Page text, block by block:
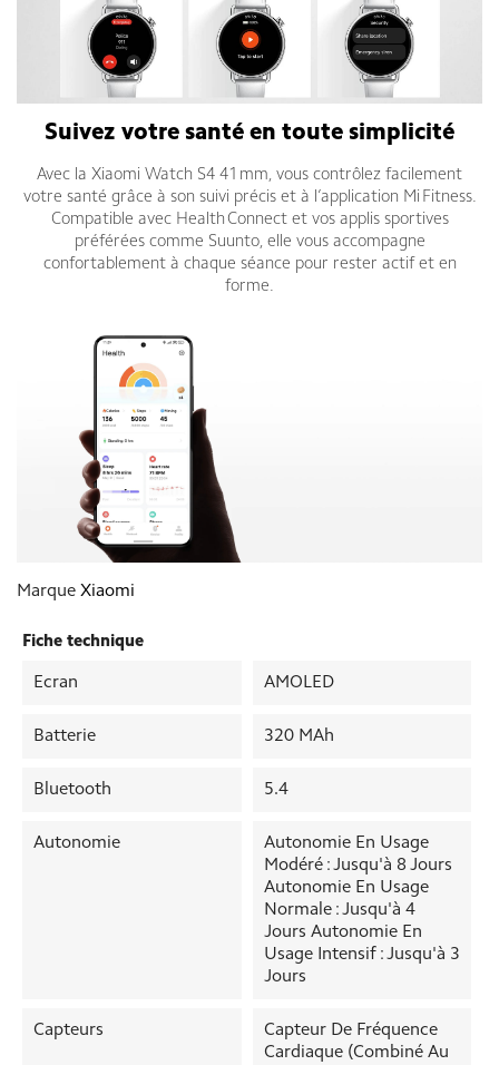
Suivez votre santé en toute simplicité
Avec la Xiaomi Watch S4 41 mm, vous contrôlez facilement
votre santé grâce à son suivi précis et à l’application Mi Fitness.
Compatible avec Health Connect et vos applis sportives
préférées comme Suunto, elle vous accompagne
confortablement à chaque séance pour rester actif et en
forme.
Marque Xiaomi
Fiche technique
Ecran AMOLED
Batterie 320 MAh
Bluetooth 5.4
Autonomie
Autonomie En Usage
Modéré : Jusqu'à 8 Jours
Autonomie En Usage
Normale : Jusqu'à 4
Jours Autonomie En
Usage Intensif : Jusqu'à 3
Jours
Capteurs
Capteur De Fréquence
Cardiaque (combiné Au